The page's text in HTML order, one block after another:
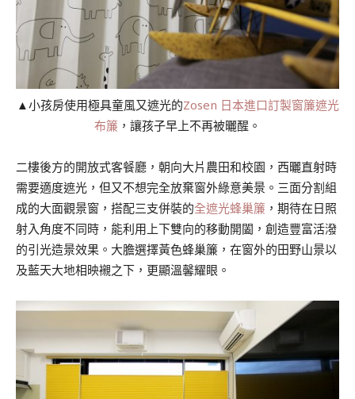
▲小孩房使用極具童風又遮光的Zosen 日本進口訂製窗簾遮光
布簾 ，讓孩子早上不再被曬醒。
二樓後方的開放式客餐廳，朝向大片農田和校園，西曬直射時
需要適度遮光，但又不想完全放棄窗外綠意美景。三面分割組
成的大面觀景窗，搭配三支併裝的全遮光蜂巢簾 ，期待在日照
射入角度不同時，能利用上下雙向的移動開闔，創造豐富活潑
的引光造景效果。大膽選擇黃色蜂巢簾，在窗外的田野山景以
及藍天大地相映襯之下，更顯溫馨耀眼。